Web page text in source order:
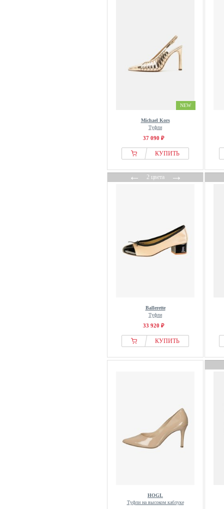
NEW
Michael Kors
Туфли
37 090 ₽
КУПИТЬ
←2 цвета→
Ballerette
Туфли
33 920 ₽
КУПИТЬ
HOGL
Туфли на высоком каблуке